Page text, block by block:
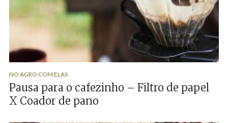
NO AGRO COM ELAS
Pausa para o cafezinho – Filtro de papel
X Coador de pano